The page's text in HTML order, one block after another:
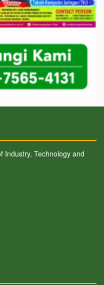
Industry, Technology and